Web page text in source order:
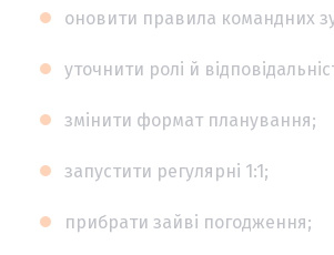
оновити правила командних
уточнити ролі й
змінити формат планування;
запустити регулярні 1:1;
прибрати зайві погодження;